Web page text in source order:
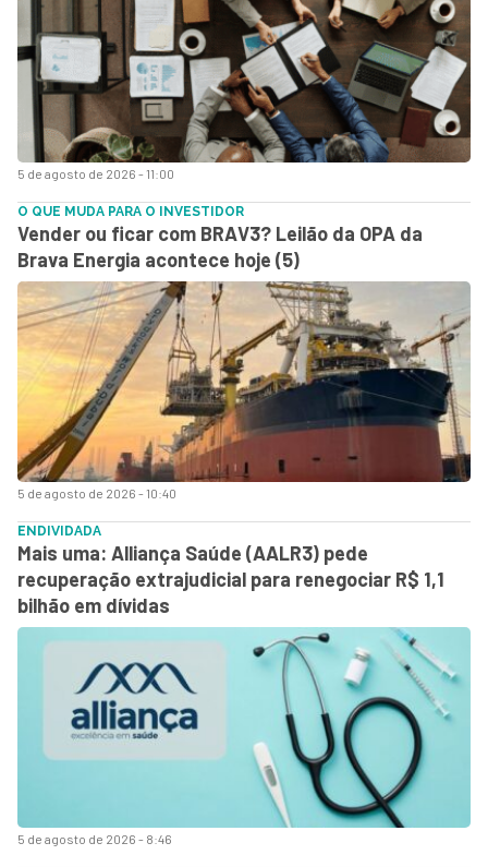
5 de agosto de 2026 - 11:00
5 de agosto de 2026 - 10:40
O QUE MUDA PARA O INVESTIDOR
Vender ou ficar com BRAV3? Leilão da OPA da
Brava Energia acontece hoje (5)
5 de agosto de 2026 - 8:46
ENDIVIDADA
Mais uma: Alliança Saúde (AALR3) pede
recuperação extrajudicial para renegociar R$ 1,1
bilhão em dívidas